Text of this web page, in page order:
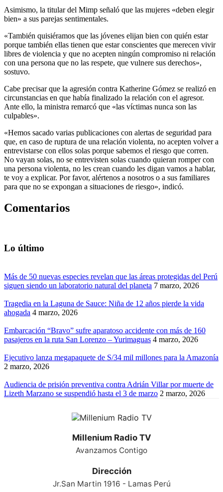
Asimismo, la titular del Mimp señaló que las mujeres «deben elegir
bien» a sus parejas sentimentales.
«También quisiéramos que las jóvenes elijan bien con quién estar
porque también ellas tienen que estar conscientes que merecen vivir
libres de violencia y que no acepten ningún compromiso ni relación
con una persona que no las respete, que vulnere sus derechos»,
sostuvo.
Cabe precisar que la agresión contra Katherine Gómez se realizó en
circunstancias en que había finalizado la relación con el agresor.
Ante ello, la ministra remarcó que «las víctimas nunca son las
culpables».
«Hemos sacado varias publicaciones con alertas de seguridad para
que, en caso de ruptura de una relación violenta, no acepten volver a
entrevistarse con ellos solas porque sabemos el riesgo que corren.
No vayan solas, no se entrevisten solas cuando quieran romper con
una persona violenta, no les crean cuando les digan vamos a hablar,
te voy a explicar. Por favor, alértenos a nosotros o a sus familiares
para que no se expongan a situaciones de riesgo», indicó.
Comentarios
Lo último
Más de 50 nuevas especies revelan que las áreas protegidas del Perú
siguen siendo un laboratorio natural del planeta 7 marzo, 2026
Tragedia en la Laguna de Sauce: Niña de 12 años pierde la vida
ahogada 4 marzo, 2026
Embarcación “Bravo” sufre aparatoso accidente con más de 160
pasajeros en la ruta San Lorenzo – Yurimaguas 4 marzo, 2026
Ejecutivo lanza megapaquete de S/34 mil millones para la Amazonía
2 marzo, 2026
Audiencia de prisión preventiva contra Adrián Villar por muerte de
Lizeth Marzano se suspendió hasta el 3 de marzo 2 marzo, 2026
Millenium Radio TV
Avanzamos Contigo
Dirección
Jr.San Martin 1916 - Lamas Perú